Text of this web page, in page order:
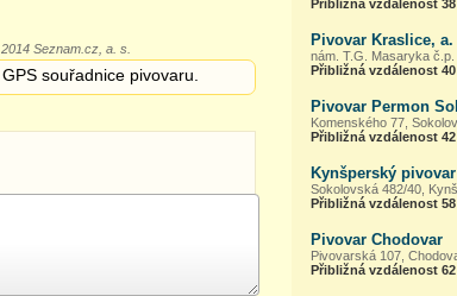
Seznam.cz, a. s.
souřadnice pivovaru.
Přibližná vzdálenost 38
Pivovar Kraslice, a.
nám. T.G. Masaryka
Přibližná vzdálenost 40
Pivovar Permon
Komenského 77, Sokolov
Přibližná vzdálenost 42
Kynšperský pivovar
Sokolovská 482/40,
Přibližná vzdálenost 58
Pivovar Chodovar
Pivovarská 107,
Přibližná vzdálenost 62